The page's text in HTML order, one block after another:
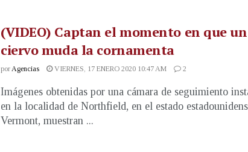
(VIDEO) Captan el momento en que un
ciervo muda la cornamenta
porAgencias VIERNES, 17 ENERO 2020 10:47 AM 2
Imágenes obtenidas por una cámara de seguimiento
en la localidad de Northfield, en el estado
Vermont, muestran ...